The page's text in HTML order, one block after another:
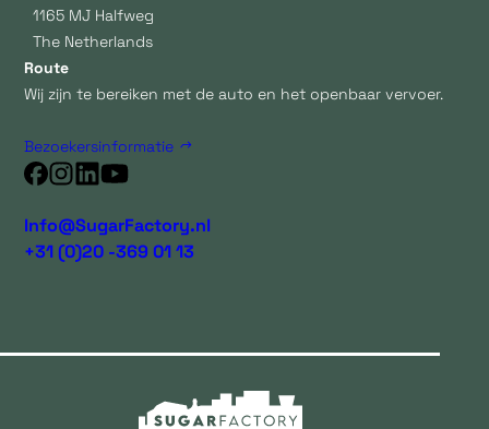
1165 MJ Halfweg
The Netherlands
Route
Wij zijn te bereiken met de auto en het openbaar vervoer.
Bezoekersinformatie
Info@SugarFactory.nl
+31 (0)20 -369 01 13